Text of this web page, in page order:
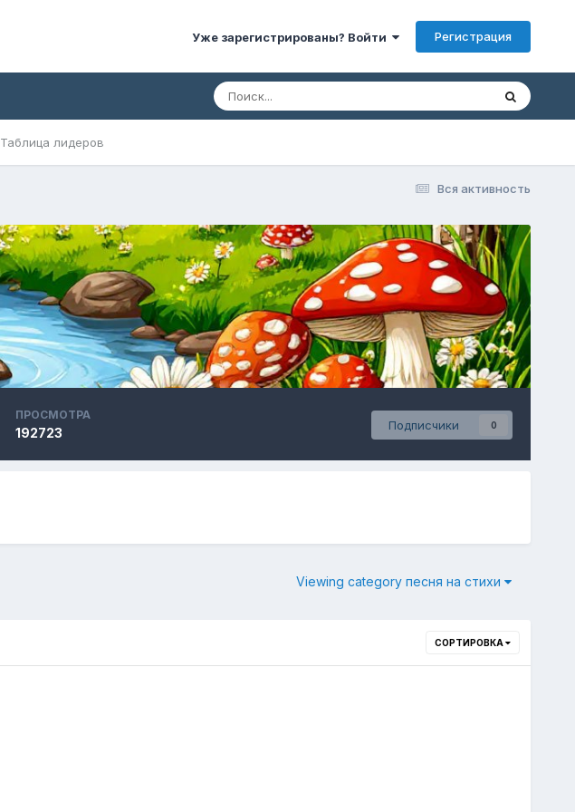
Уже зарегистрированы? Войти Регистрация
Таблица лидеров
Вся активность
Подписчики 0
ПРОСМОТРА
192723
Viewing category песня на стихи
СОРТИРОВКА